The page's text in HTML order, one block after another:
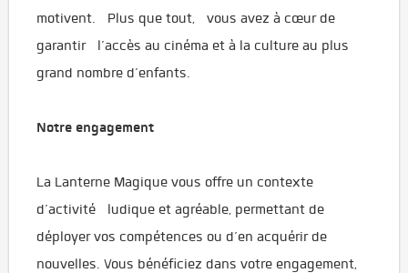
motivent. Plus que tout, vous avez à cœur de
garantir l’accès au cinéma et à la culture au plus
grand nombre d’enfants.
Notre engagement
La Lanterne Magique vous offre un contexte
d’activité ludique et agréable, permettant de
déployer vos compétences ou d’en acquérir de
nouvelles. Vous bénéficiez dans votre engagement,